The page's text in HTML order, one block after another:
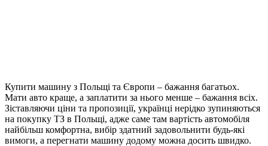
Купити машину з Польщі та Європи – бажання багатьох.
Мати авто краще, а заплатити за нього менше – бажання всіх.
Зіставляючи ціни та пропозиції, українці нерідко зупиняються
на покупку ТЗ в Польщі, адже саме там вартість автомобіля
найбільш комфортна, вибір здатний задовольнити будь-які
вимоги, а перегнати машину додому можна досить швидко.